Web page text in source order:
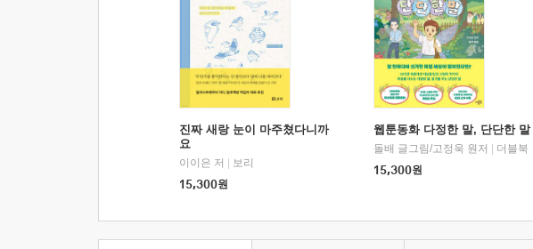
진짜 새랑 눈이 마주쳤다니까
요
이이은 저
보리
15,300원
웹툰동화 다정한 말, 단단한 말
돌배 글그림/고정욱 원저
더블북
15,300원